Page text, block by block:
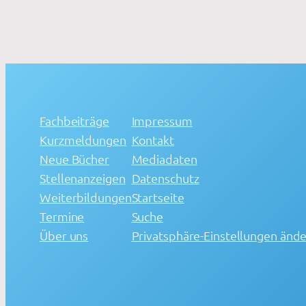
Fachbeiträge
Kurzmeldungen
Neue Bücher
Stellenanzeigen
Weiterbildungen
Termine
Über uns
Impressum
Kontakt
Mediadaten
Datenschutz
Startseite
Suche
Privatsphäre-Einstellungen